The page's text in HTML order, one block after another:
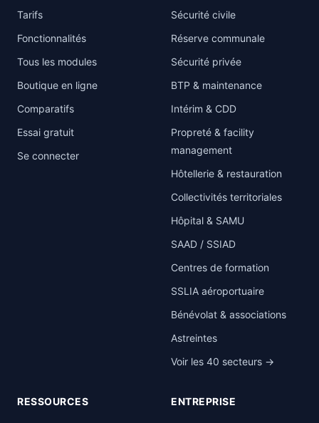
Tarifs
Fonctionnalités
Tous les modules
Boutique en ligne
Comparatifs
Essai gratuit
Se connecter
Sécurité civile
Réserve communale
Sécurité privée
BTP & maintenance
Intérim & CDD
Propreté & facility
management
Hôtellerie & restauration
Collectivités territoriales
Hôpital & SAMU
SAAD / SSIAD
Centres de formation
SSLIA aéroportuaire
Bénévolat & associations
Astreintes
Voir les 40 secteurs →
RESSOURCES ENTREPRISE